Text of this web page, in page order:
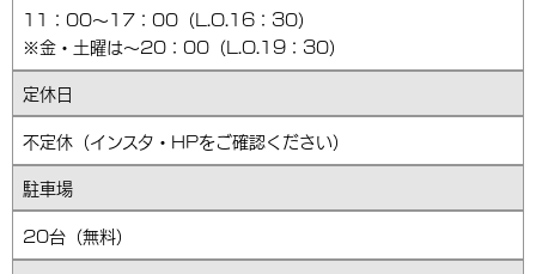
11：00～17：00（L.O.16：30）
※金・土曜は～20：00（L.O.19：30）
定休日
不定休（インスタ・HPをご確認ください）
駐車場
20台（無料）